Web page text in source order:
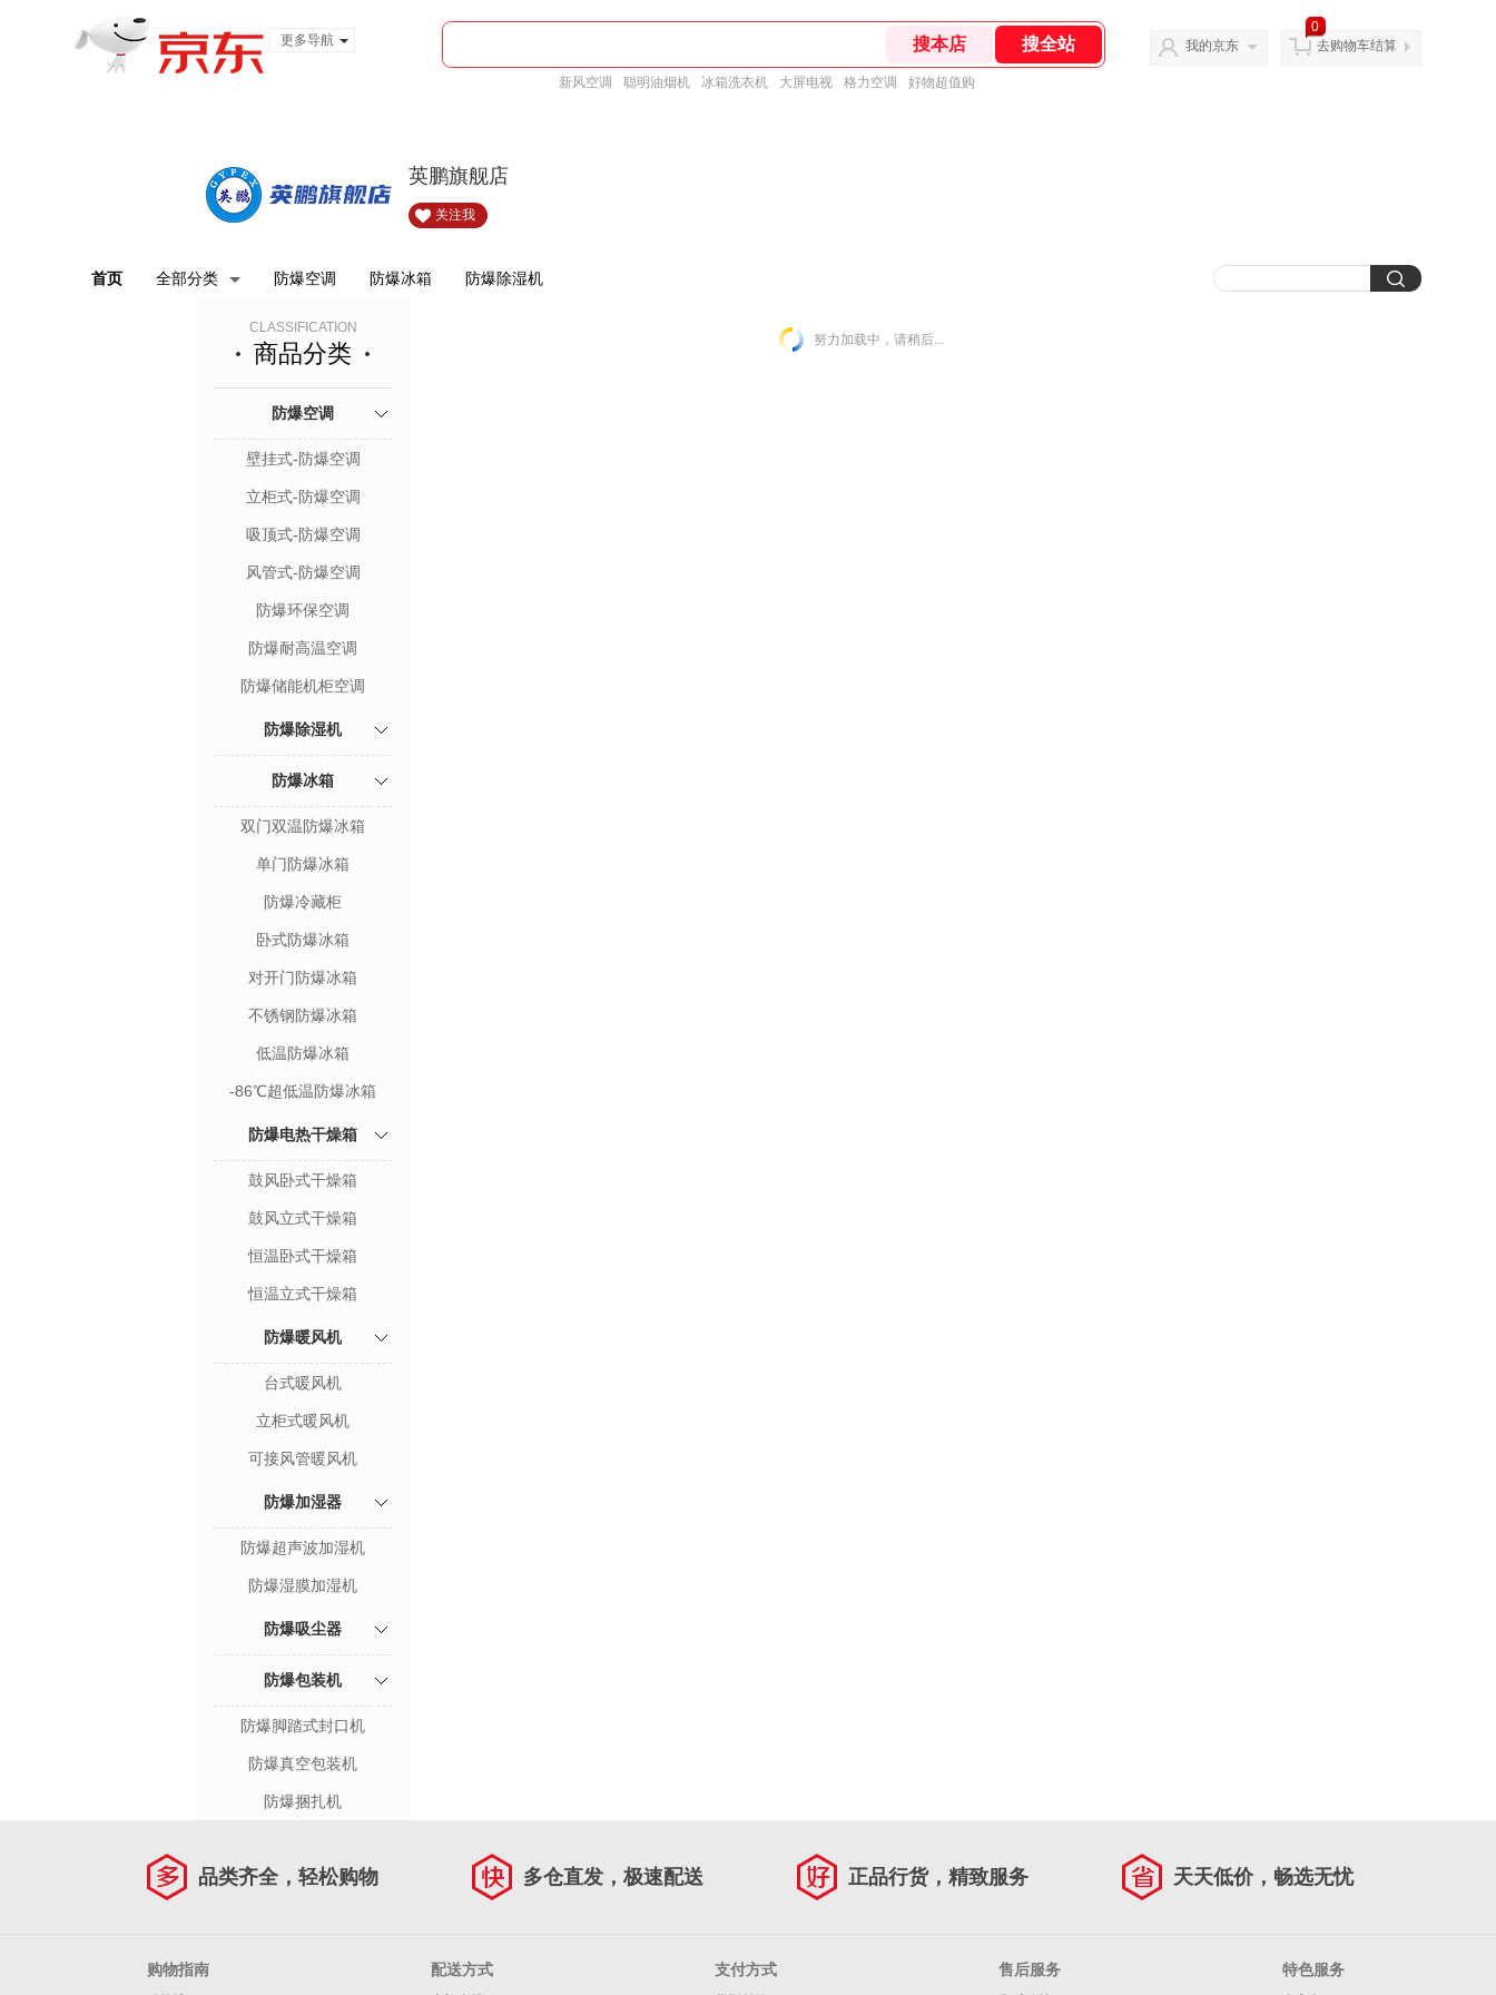
更多导航
新风空调 聪明油烟机 冰箱洗衣机 大屏电视 格力空调 好物超值购
我的京东
0
去购物车结算
英鹏旗舰店
关注我
首页 全部分类 防爆空调 防爆冰箱 防爆除湿机
CLASSIFICATION
商品分类
防爆空调
壁挂式-防爆空调
立柜式-防爆空调
吸顶式-防爆空调
风管式-防爆空调
防爆环保空调
防爆耐高温空调
防爆储能机柜空调
防爆除湿机
防爆冰箱
双门双温防爆冰箱
单门防爆冰箱
防爆冷藏柜
卧式防爆冰箱
对开门防爆冰箱
不锈钢防爆冰箱
低温防爆冰箱
-86℃超低温防爆冰箱
防爆电热干燥箱
鼓风卧式干燥箱
鼓风立式干燥箱
恒温卧式干燥箱
恒温立式干燥箱
防爆暖风机
台式暖风机
立柜式暖风机
可接风管暖风机
防爆加湿器
防爆超声波加湿机
防爆湿膜加湿机
防爆吸尘器
防爆包装机
防爆脚踏式封口机
防爆真空包装机
防爆捆扎机
努力加载中，请稍后...
品类齐全，轻松购物 多仓直发，极速配送 正品行货，精致服务 天天低价，畅选无忧
购物指南 配送方式 支付方式 售后服务 特色服务